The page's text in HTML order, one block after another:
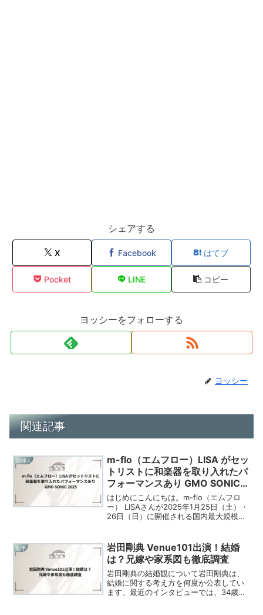
シェアする
X Facebook はてブ
Pocket LINE コピー
ヨッシーをフォローする
ヨッシー
関連記事
芸能人
m-flo（エムフロー）LISA がセッ
トリストに和楽器を取り入れたパ
フォーマンスあり GMO SONIC
2025
はじめにこんにちは。m-flo（エムフロ
ー） LISAさんが2025年1月25日（土）・
26日（日）に開催される国内最大規模の
m-flo（エムフロー）のパフォーマ...
歌手
岩田剛典 Venue101出演！結婚
は？兄嫁や家系図も徹底調査
岩田剛典の結婚観について岩田剛典は、
結婚に関する考え方を何度か公表してい
ます。最近のインタビューでは、34歳の